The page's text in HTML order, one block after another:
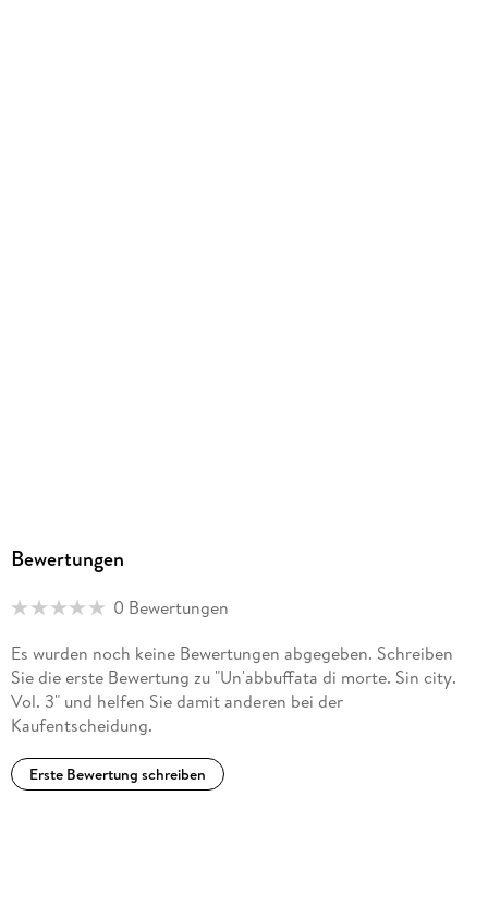
Bewertungen
0 Bewertungen
Es wurden noch keine Bewertungen abgegeben. Schreiben
Sie die erste Bewertung zu "Un'abbuffata di morte. Sin city.
Vol. 3" und helfen Sie damit anderen bei der
Kaufentscheidung.
Erste Bewertung schreiben